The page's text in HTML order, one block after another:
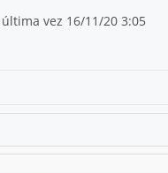
vez 16/11/20 3:05